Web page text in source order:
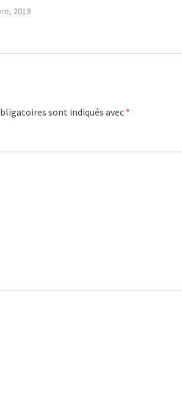
2019
sont indiqués avec *